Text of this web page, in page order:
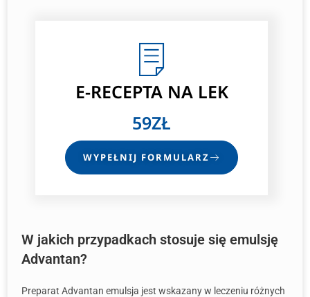
E-RECEPTANA LEK
59ZŁ
WYPEŁNIJ FORMULARZ
W jakich przypadkach stosuje się emulsję
Advantan?
Preparat Advantan emulsja jest wskazany w leczeniu różnych